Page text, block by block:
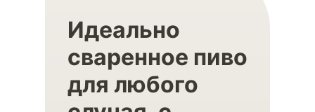
Идеально
сваренное пиво
для любого